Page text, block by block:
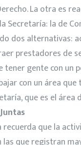
La otra es
Secretaría: la de
dos alternativas:
prestadores de
gente con un
con un área
que es el área
recuerda que la
las que registran